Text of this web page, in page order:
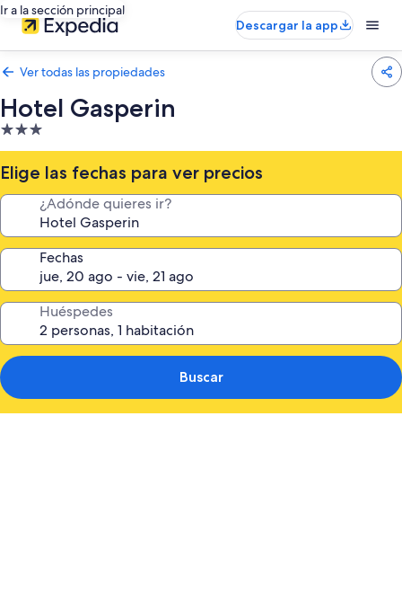
Ir a la sección principal
Descargar la app
Ver todas las propiedades
Hotel Gasperin
Propiedad
de
3.0
estrellas
Elige las fechas para ver precios
¿Adónde quieres ir?
Fechas
Huéspedes
Buscar